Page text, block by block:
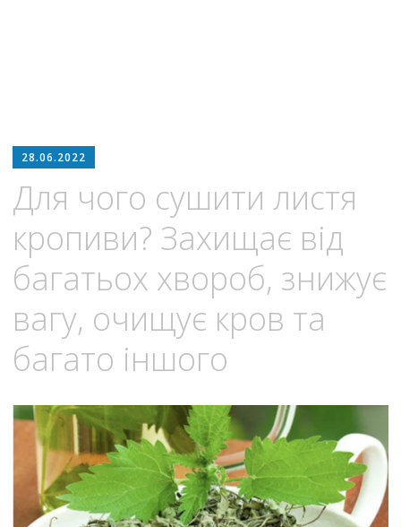
28.06.2022
Для чого сушити листя
кропиви? Захищає від
багатьох хвороб, знижує
вагу, очищує кров та
багато іншого